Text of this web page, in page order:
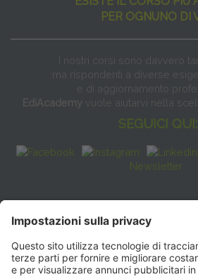
PER OGNUNO DI
I nostri corsi sono davvero
ma rispondenti a diverse
e di aggiornamento
EdiAcademy vuole aiutarvi nella
SEGUICI QUI:
Newsletter
FAQ
CONTATTI
EdiAcademy